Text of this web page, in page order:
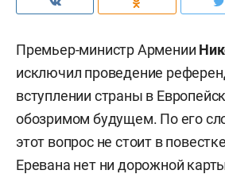
Премьер-министр Армении
исключил проведение
вступлении страны в
обозримом будущем. По его
этот вопрос не стоит в
Еревана нет ни дорожной